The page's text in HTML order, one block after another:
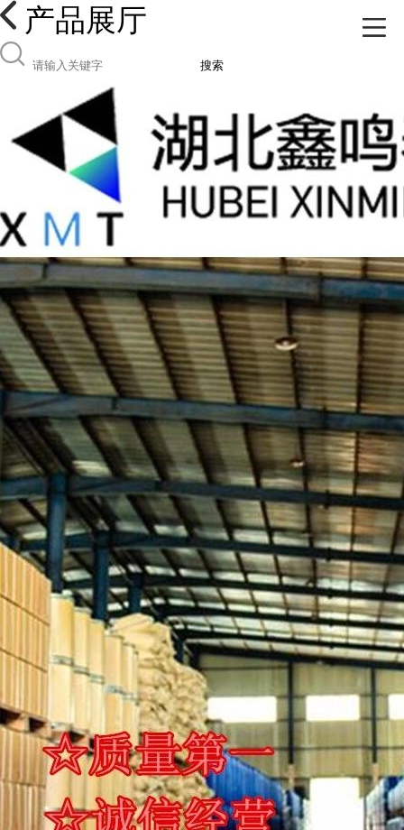
产品展厅
搜索